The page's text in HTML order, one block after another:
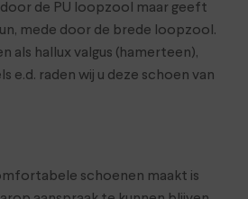
de PU loopzool maar geeft
mede door de brede loopzool.
als hallux valgus (hamerteen),
e.d. raden wij u deze schoen van
schoenen maakt is